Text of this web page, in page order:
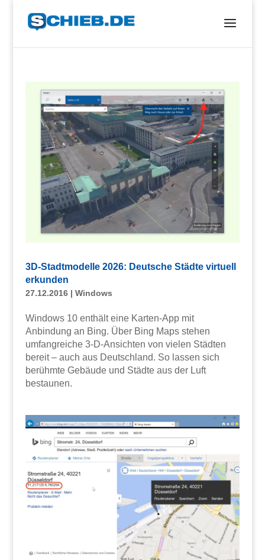
3D-Stadtmodelle 2026: Deutsche Städte virtuell
erkunden
27.12.2016| Windows
Windows 10 enthält eine Karten-App mit
Anbindung an Bing. Über Bing Maps stehen
umfangreiche 3-D-Ansichten von vielen Städten
bereit – auch aus Deutschland. So lassen sich
berühmte Gebäude und Städte aus der Luft
bestaunen.